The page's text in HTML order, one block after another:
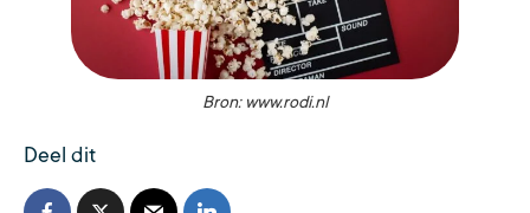
Bron: www.rodi.nl
Deel dit